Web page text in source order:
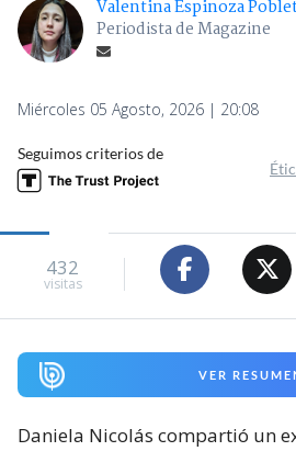
Valentina Espinoza
Periodista de Magazine
Miércoles 05 Agosto, 2026 | 20:08
Seguimos criterios de
432
visitas
VER
Daniela Nicolás compartió un